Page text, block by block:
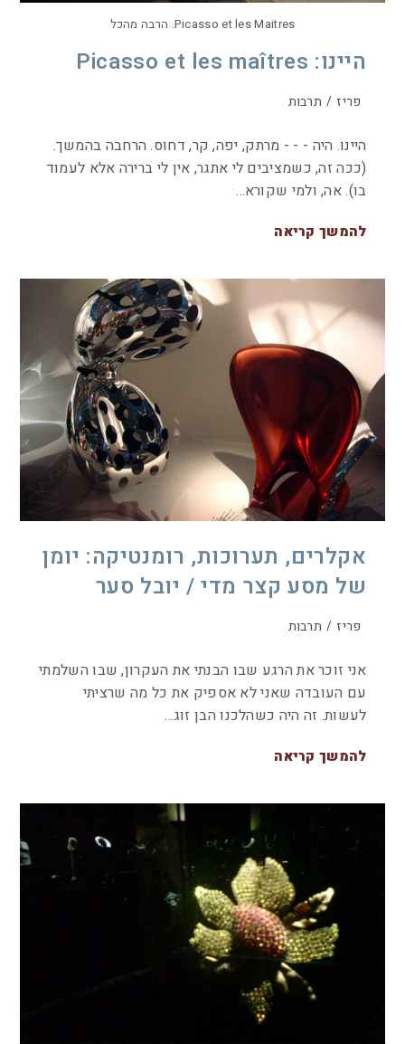
Picasso et les Maitres. הרבה מהכל
היינו: Picasso et les maîtres
פריז / תרבות
היינו. היה - - - מרתק, יפה, קר, דחוס. הרחבה בהמשך.
(ככה זה, כשמציבים לי אתגר, אין לי ברירה אלא לעמוד
בו). אה, ולמי שקורא…
להמשך קריאה
אקלרים, תערוכות, רומנטיקה: יומן
של מסע קצר מדי / יובל סער
פריז / תרבות
אני זוכר את הרגע שבו הבנתי את העקרון, שבו השלמתי
עם העובדה שאני לא אספיק את כל מה שרציתי
לעשות. זה היה כשהלכנו הבן זוג…
להמשך קריאה